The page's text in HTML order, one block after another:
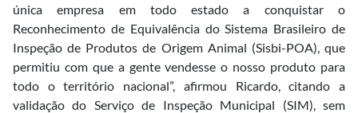
única empresa em todo estado a conquistar o
Reconhecimento de Equivalência do Sistema Brasileiro de
Inspeção de Produtos de Origem Animal (Sisbi-POA), que
permitiu com que a gente vendesse o nosso produto para
todo o território nacional”, afirmou Ricardo, citando a
validação do Serviço de Inspeção Municipal (SIM), sem